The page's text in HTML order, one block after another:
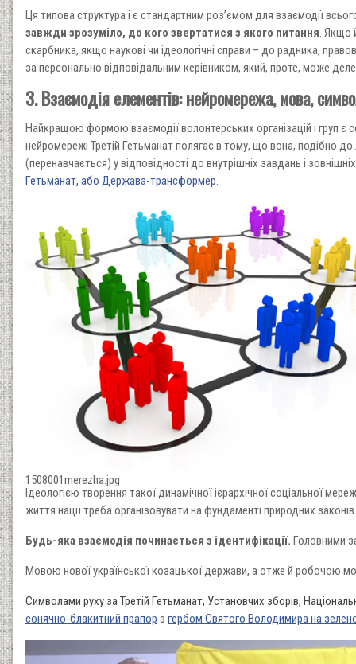
Ця типова структура і є стандартним роз’ємом для взаємодії
завжди зрозуміло, до кого звертатися з якого питання. Якщо
скарбника, якщо наукові чи ідеологічні справи – до радника,
за персонально відповідальним керівником, який, проте, може
3. Взаємодія елементів: нейромережа, мова,
Найкращою формою взаємодії волонтерських організацій і груп є
нейромережі Третій Гетьманат полягає в тому, що вона, подібно
(перенавчається) у відповідності до внутрішніх завдань і
Гетьманат, або Держава-трансформер.
1508001merezha.jpg
Ідеологією творення такої динамічної ієрархічної соціальної
життя нації треба організовувати на фундаменті природних законів.
Будь-яка взаємодія починається з ідентифікації. Головними
Мовою нової української козацької держави, а отже й робочою
Символами руху за Третій Гетьманат, Установчих зборів,
сонячно-блакитний прапор з гербом Святого Володимира на